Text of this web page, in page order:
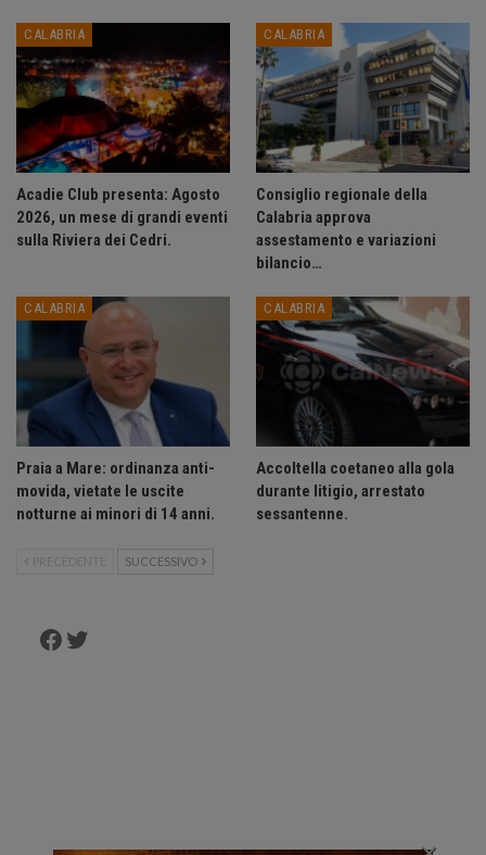
CALABRIA
Acadie Club presenta: Agosto
2026, un mese di grandi eventi
sulla Riviera dei Cedri.
CALABRIA
Consiglio regionale della
Calabria approva
assestamento e variazioni
bilancio…
CALABRIA
Praia a Mare: ordinanza anti-
movida, vietate le uscite
notturne ai minori di 14 anni.
CALABRIA
Accoltella coetaneo alla gola
durante litigio, arrestato
sessantenne.
PRECEDENTE SUCCESSIVO
Facebook
Twitter